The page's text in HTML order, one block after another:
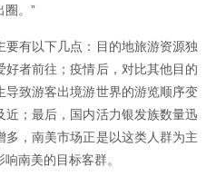
圈。”
有以下几点：目的地旅游资源独
者前往；疫情后，对比其他目的
致游客出境游世界的游览顺序变
；最后，国内活力银发族数量迅
，南美市场正是以这类人群为主
南美的目标客群。